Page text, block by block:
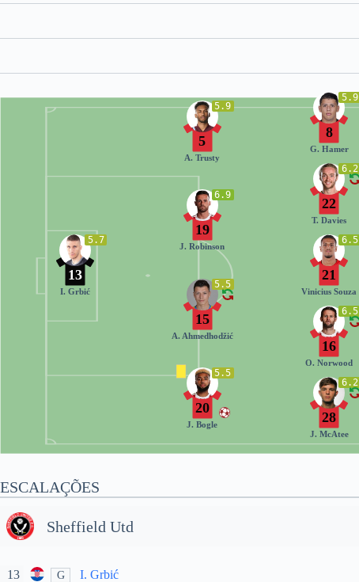
5.7
13
I. Grbić
5.9
5
A. Trusty
6.9
19
J. Robinson
5.5
15
A. Ahmedhodžić
5.5
20
J. Bogle
5.9
8
G. Hamer
6.2
22
T. Davies
6.5
21
Vinicius Souza
6.5
16
O. Norwood
6.2
28
J. McAtee
ESCALAÇÕES
Sheffield Utd
13 G I. Grbić